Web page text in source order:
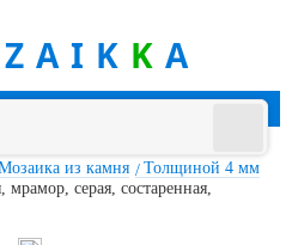
K A
из камня
Толщиной 4 мм
серая, состаренная,